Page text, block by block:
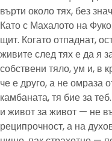
върти около тях, без
Като с Махалото на
щит. Когато отпаднат,
живите след тях е да я
собствени тяло, ум и, в
че е друго, а не омраза
камбаната, тя бие за
и живот за живот — не
реципрочност, а на